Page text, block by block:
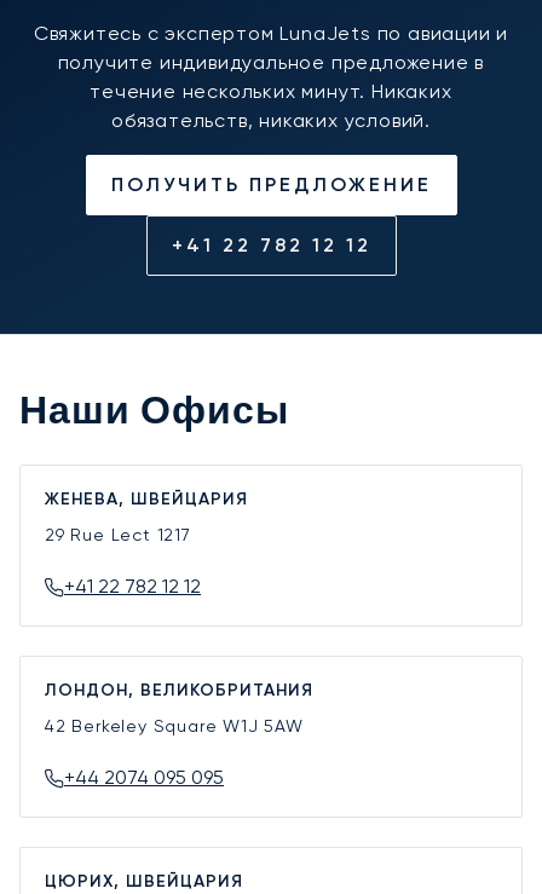
Свяжитесь с экспертом LunaJets по авиации и
получите индивидуальное предложение в
течение нескольких минут. Никаких
обязательств, никаких условий.
ПОЛУЧИТЬ ПРЕДЛОЖЕНИЕ
+41 22 782 12 12
Наши Офисы
ЖЕНЕВА, ШВЕЙЦАРИЯ
29 Rue Lect 1217
+41 22 782 12 12
ЛОНДОН, ВЕЛИКОБРИТАНИЯ
42 Berkeley SquareW1J 5AW
+44 2074 095 095
ЦЮРИХ, ШВЕЙЦАРИЯ